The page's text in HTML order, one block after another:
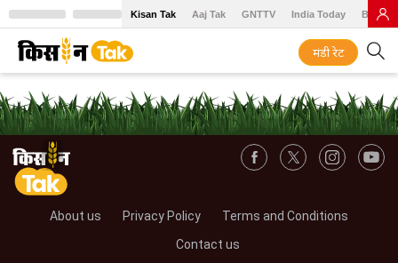
Kisan Tak Aaj Tak GNTTV India Today BT
मंडी रेट
About us Privacy Policy
Terms and Conditions
Contact us